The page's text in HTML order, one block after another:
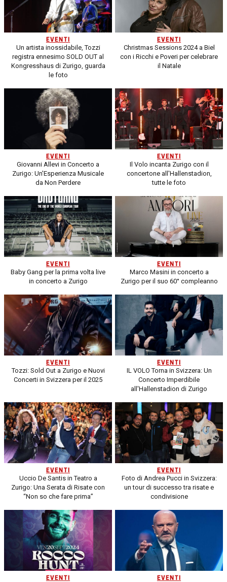
EVENTI
Un artista inossidabile, Tozzi
registra ennesimo SOLD OUT al
Kongresshaus di Zurigo, guarda
le foto
EVENTI
Christmas Sessions 2024 a Biel
con i Ricchi e Poveri per celebrare
il Natale
EVENTI
Giovanni Allevi in Concerto a
Zurigo: Un'Esperienza Musicale
da Non Perdere
EVENTI
Il Volo incanta Zurigo con il
concertone all'Hallenstadion,
tutte le foto
EVENTI
Baby Gang per la prima volta live
in concerto a Zurigo
EVENTI
Marco Masini in concerto a
Zurigo per il suo 60° compleanno
EVENTI
Tozzi: Sold Out a Zurigo e Nuovi
Concerti in Svizzera per il 2025
EVENTI
IL VOLO Torna in Svizzera: Un
Concerto Imperdibile
all'Hallenstadion di Zurigo
EVENTI
Uccio De Santis in Teatro a
Zurigo: Una Serata di Risate con
“Non so che fare prima”
EVENTI
Foto di Andrea Pucci in Svizzera:
un tour di successo tra risate e
condivisione
EVENTI EVENTI